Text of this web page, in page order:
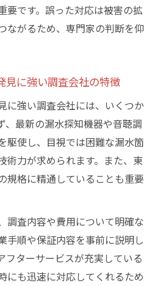
要です。誤った対応は被害の拡
ながるため、専門家の判断を仰
見に強い調査会社の特徴
に強い調査会社には、いくつか
、最新の漏水探知機器や音聴調
駆使し、目視では困難な漏水箇
術力が求められます。また、東
規格に精通していることも重要
調査内容や費用について明確な
手順や保証内容を事前に説明し
フターサービスが充実している
にも迅速に対応してくれるため